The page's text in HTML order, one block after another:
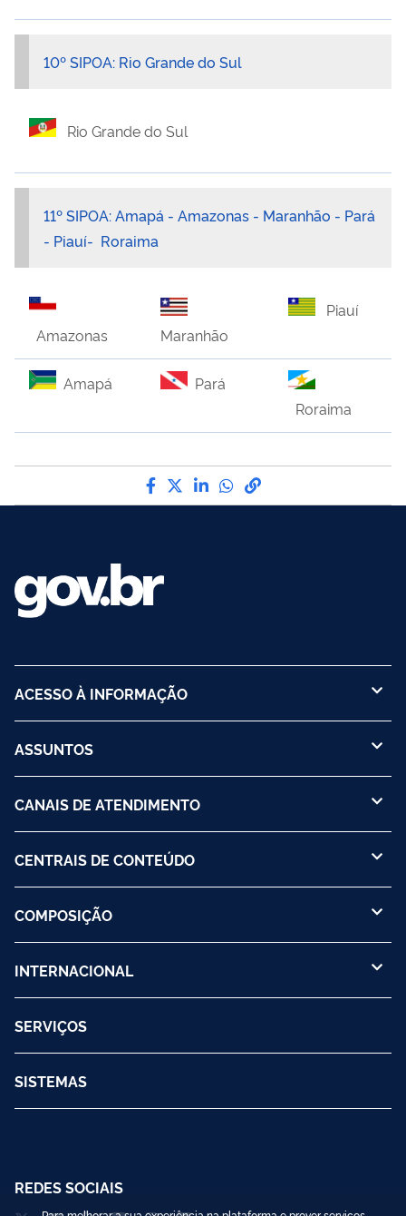
10º SIPOA: Rio Grande do Sul
Rio Grande do Sul
11º SIPOA: Amapá - Amazonas - Maranhão - Pará
- Piauí- Roraima
Amazonas Maranhão
Piauí
Amapá
Pará
Roraima
Compartilhe por Facebook
Compartilhe por Twitter
Compartilhe por
Compartilhe por
link para Copiar
ACESSO À INFORMAÇÃO
ASSUNTOS
CANAIS DE ATENDIMENTO
CENTRAIS DE CONTEÚDO
COMPOSIÇÃO
INTERNACIONAL
SERVIÇOS
SISTEMAS
REDES SOCIAIS